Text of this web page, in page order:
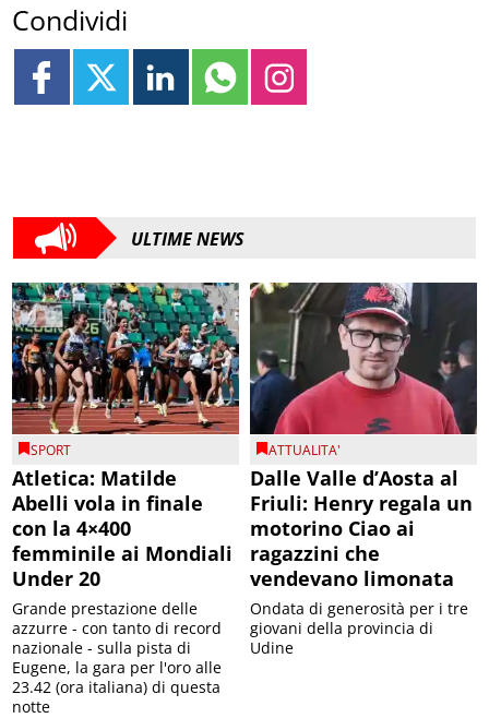
Condividi
ULTIME NEWS
SPORT
Atletica: Matilde
Abelli vola in finale
con la 4×400
femminile ai Mondiali
Under 20
Grande prestazione delle
azzurre - con tanto di record
nazionale - sulla pista di
Eugene, la gara per l'oro alle
23.42 (ora italiana) di questa
notte
ATTUALITA'
Dalle Valle d’Aosta al
Friuli: Henry regala un
motorino Ciao ai
ragazzini che
vendevano limonata
Ondata di generosità per i tre
giovani della provincia di
Udine